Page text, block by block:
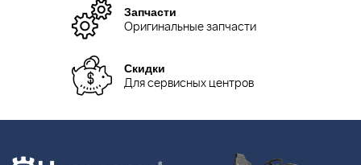
Запчасти
Оригинальные запчасти
Скидки
Для сервисных центров